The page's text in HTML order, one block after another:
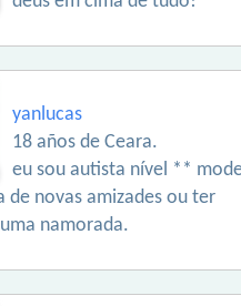
yanlucas
18 años de Ceara.
eu sou autista nível **
de novas amizades ou ter
namorada.